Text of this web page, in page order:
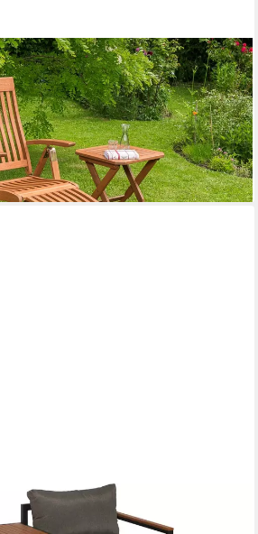
bei dir
(Set, 11-tlg), inkl. 2 Sessel, 2 Hocker, 2